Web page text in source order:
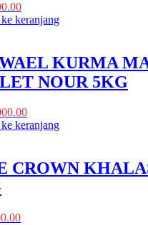
keranjang
KURMA
NOUR 5KG
keranjang
CROWN